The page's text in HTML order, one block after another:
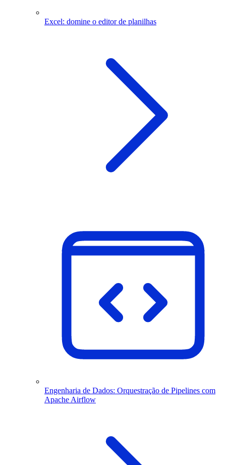
Excel: domine o editor de planilhas
Engenharia de Dados: Orquestração de Pipelines com
Apache Airflow